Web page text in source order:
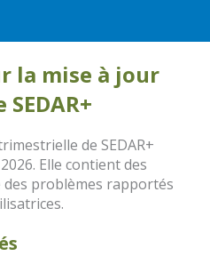
la mise à jour
de SEDAR+
Elle contient des
problèmes rapportés